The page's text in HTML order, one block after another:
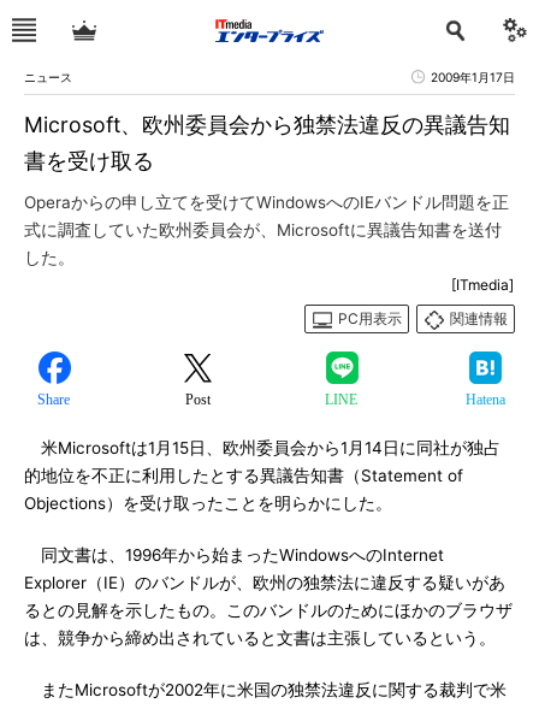
ニュース 2009年1月17日
Microsoft、欧州委員会から独禁法違反の異議告知
書を受け取る
Operaからの申し立てを受けてWindowsへのIEバンドル問題を正
式に調査していた欧州委員会が、Microsoftに異議告知書を送付
した。
[ITmedia]
PC用表示
関連情報
Share Post LINE Hatena
米Microsoftは1月15日、欧州委員会から1月14日に同社が独占
的地位を不正に利用したとする異議告知書（Statement of
Objections）を受け取ったことを明らかにした。
同文書は、1996年から始まったWindowsへのInternet
Explorer（IE）のバンドルが、欧州の独禁法に違反する疑いがあ
るとの見解を示したもの。このバンドルのためにほかのブラウザ
は、競争から締め出されていると文書は主張しているという。
またMicrosoftが2002年に米国の独禁法違反に関する裁判で米